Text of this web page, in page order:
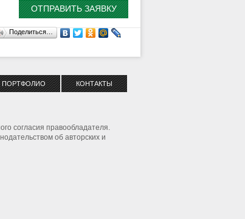
Поделиться…
ПОРТФОЛИО КОНТАКТЫ
согласия правообладателя.
об авторских и